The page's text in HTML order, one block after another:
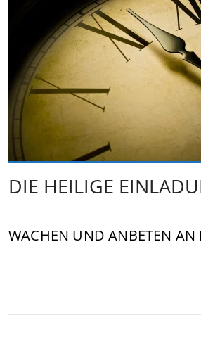
DIE HEILIGE
WACHEN UND ANBETEN AN